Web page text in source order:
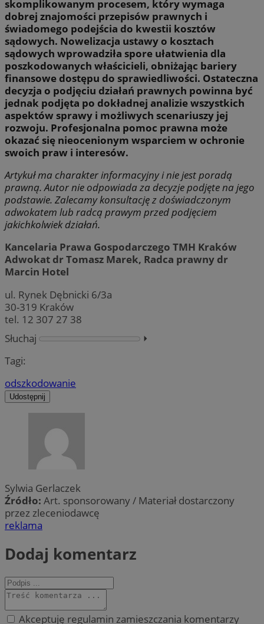
skomplikowanym procesem, który wymaga
dobrej znajomości przepisów prawnych i
świadomego podejścia do kwestii kosztów
sądowych. Nowelizacja ustawy o kosztach
sądowych wprowadziła spore ułatwienia dla
poszkodowanych właścicieli, obniżając bariery
finansowe dostępu do sprawiedliwości. Ostateczna
decyzja o podjęciu działań prawnych powinna być
jednak podjęta po dokładnej analizie wszystkich
aspektów sprawy i możliwych scenariuszy jej
rozwoju. Profesjonalna pomoc prawna może
okazać się nieocenionym wsparciem w ochronie
swoich praw i interesów.
Artykuł ma charakter informacyjny i nie jest poradą
prawną. Autor nie odpowiada za decyzje podjęte na jego
podstawie. Zalecamy konsultację z doświadczonym
adwokatem lub radcą prawym przed podjęciem
jakichkolwiek działań.
Kancelaria Prawa Gospodarczego TMH Kraków
Adwokat dr Tomasz Marek, Radca prawny dr
Marcin Hotel
ul. Rynek Dębnicki 6/3a
30-319 Kraków
tel. 12 307 27 38
Słuchaj
⏵︎
Tagi:
odszkodowanie
Udostępnij
Sylwia Gerlaczek
Źródło: Art. sponsorowany / Materiał dostarczony
przez zleceniodawcę
reklama
Dodaj komentarz
Akceptuję regulamin zamieszczania komentarzy